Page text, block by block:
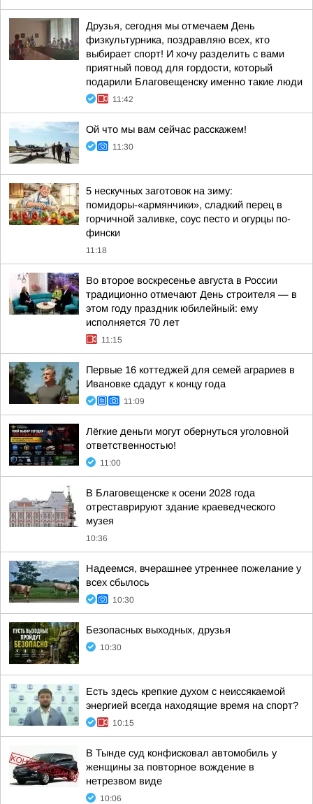
Друзья, сегодня мы отмечаем День
физкультурника, поздравляю всех, кто
выбирает спорт! И хочу разделить с вами
приятный повод для гордости, который
подарили Благовещенску именно такие люди
11:42
Ой что мы вам сейчас расскажем!
11:30
5 нескучных заготовок на зиму:
помидоры-«армянчики», сладкий перец в
горчичной заливке, соус песто и огурцы по-
фински
11:18
Во второе воскресенье августа в России
традиционно отмечают День строителя — в
этом году праздник юбилейный: ему
исполняется 70 лет
11:15
Первые 16 коттеджей для семей аграриев в
Ивановке сдадут к концу года
11:09
Лёгкие деньги могут обернуться уголовной
ответственностью!
11:00
В Благовещенске к осени 2028 года
отреставрируют здание краеведческого
музея
10:36
Надеемся, вчерашнее утреннее пожелание у
всех сбылось
10:30
Безопасных выходных, друзья
10:30
Есть здесь крепкие духом с неиссякаемой
энергией всегда находящие время на спорт?
10:15
В Тынде суд конфисковал автомобиль у
женщины за повторное вождение в
нетрезвом виде
10:06